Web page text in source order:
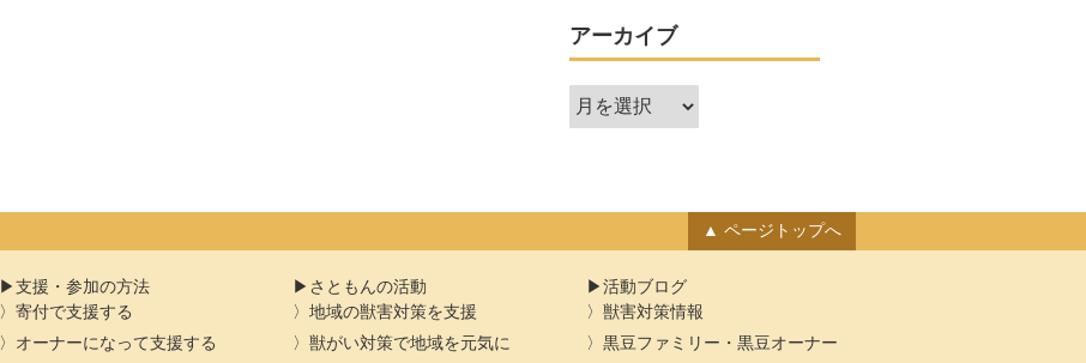
アーカイブ
ア
ー
ブ
ページトップへ
支援・参加の方法
寄付で支援する
オーナーになって支援する
さともんの活動
地域の獣害対策を支援
獣がい対策で地域を元気に
活動ブログ
獣害対策情報
黒豆ファミリー・黒豆オーナー